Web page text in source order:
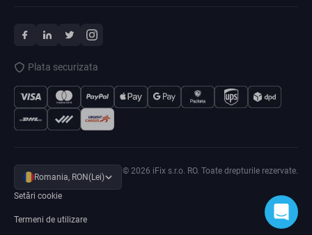
Plata securizata
Romania, RON(Lei)
Setări cookie
Termeni de utilizare
© 2026 iFix s.r.o. RO. Toate drepturile rezervate.